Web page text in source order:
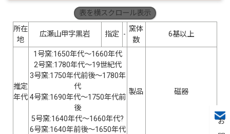
表を横スクロール表示
所在
地
広瀬山甲字黒岩 指定 -
窯体
数
6基以上
推定
年代
1号窯:1650年代〜1660年代
2号窯:1780年代〜19世紀代
3号窯:1750年代前後〜1780年
代
4号窯:1690年代〜1750年代前
後
5号窯:1640年代〜1660年代?
6号窯:1640年前後〜1650年代
製品 磁器